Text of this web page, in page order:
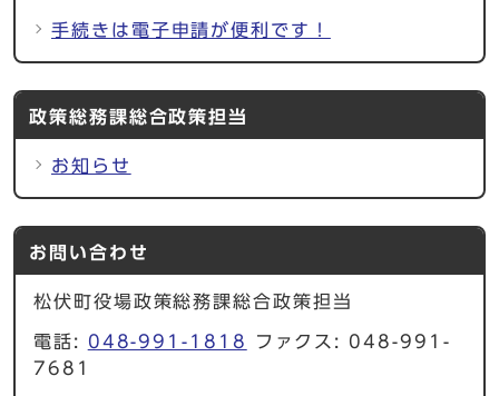
手続きは電子申請が便利です！
政策総務課総合政策担当
お知らせ
お問い合わせ
松伏町役場政策総務課総合政策担当
電話: 048-991-1818
ファクス: 048-991-
7681